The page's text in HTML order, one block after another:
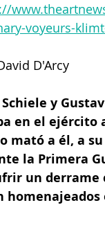
voyeurs-
D'Arcy
Schiele y
en el ejército
mató a él, a
la Primera
un derrame